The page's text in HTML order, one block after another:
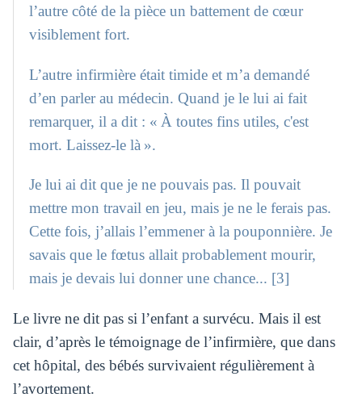
l’autre côté de la pièce un battement de cœur
visiblement fort.
L’autre infirmière était timide et m’a demandé
d’en parler au médecin. Quand je le lui ai fait
remarquer, il a dit : « À toutes fins utiles, c'est
mort. Laissez-le là ».
Je lui ai dit que je ne pouvais pas. Il pouvait
mettre mon travail en jeu, mais je ne le ferais pas.
Cette fois, j’allais l’emmener à la pouponnière. Je
savais que le fœtus allait probablement mourir,
mais je devais lui donner une chance... [3]
Le livre ne dit pas si l’enfant a survécu. Mais il est
clair, d’après le témoignage de l’infirmière, que dans
cet hôpital, des bébés survivaient régulièrement à
l’avortement.